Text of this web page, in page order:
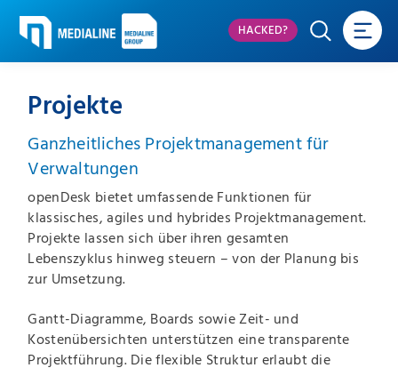
HACKED?
Projekte
Ganzheitliches Projektmanagement für
Verwaltungen
openDesk bietet umfassende Funktionen für
klassisches, agiles und hybrides Projektmanagement.
Projekte lassen sich über ihren gesamten
Lebenszyklus hinweg steuern – von der Planung bis
zur Umsetzung.
Gantt-Diagramme, Boards sowie Zeit- und
Kostenübersichten unterstützen eine transparente
Projektführung. Die flexible Struktur erlaubt die